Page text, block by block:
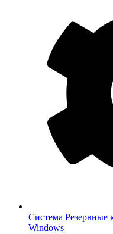
Система Резервные
Windows